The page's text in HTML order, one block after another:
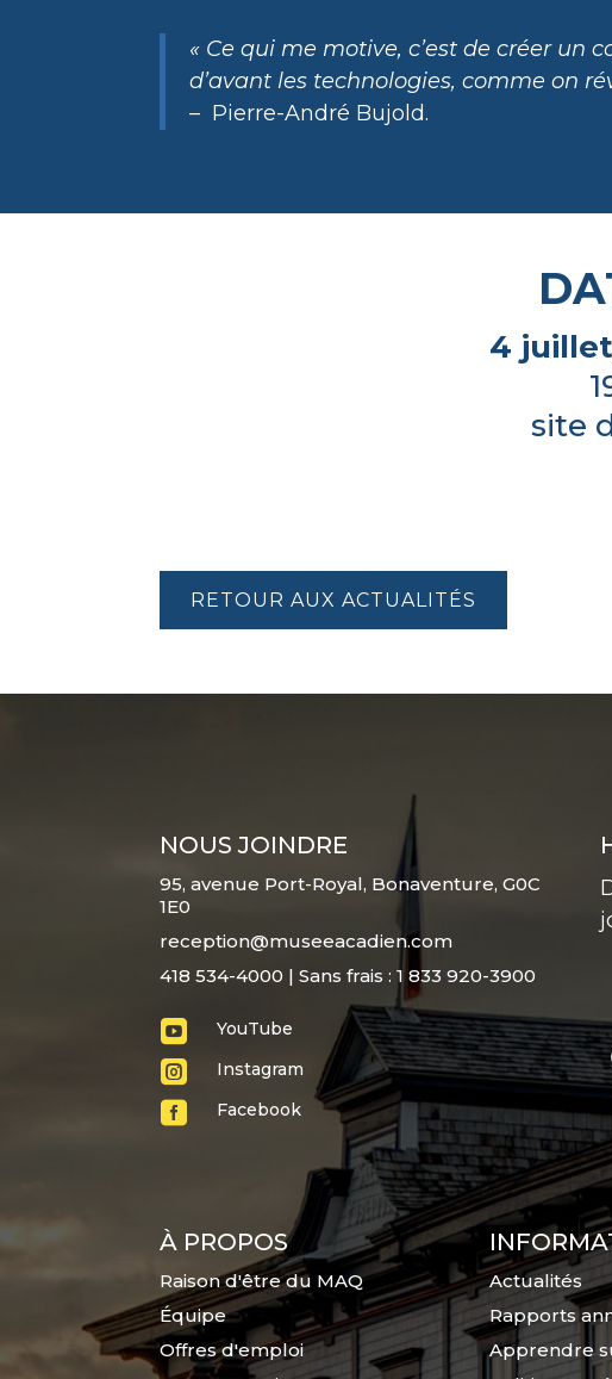
« Ce qui me motive, c’est de créer un
d’avant les technologies, comme on
– Pierre-André Bujold.
4
site
RETOUR AUX ACTUALITÉS
NOUS JOINDRE
95, avenue Port-Royal, Bonaventure, G0C
1E0
reception@museeacadien.com
418 534-4000 | Sans frais : 1 833 920-3900
 YouTube
 Instagram
 Facebook
À PROPOS
Raison d'être du MAQ
Équipe
Offres d'emploi
Actualités
Rapports
Apprendre